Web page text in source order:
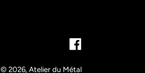
© 2026, Atelier du Métal